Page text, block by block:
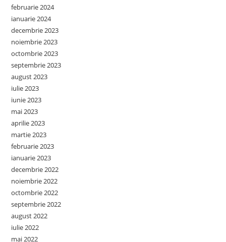
februarie 2024
ianuarie 2024
decembrie 2023
noiembrie 2023
octombrie 2023
septembrie 2023
august 2023
iulie 2023
iunie 2023
mai 2023
aprilie 2023
martie 2023
februarie 2023
ianuarie 2023
decembrie 2022
noiembrie 2022
octombrie 2022
septembrie 2022
august 2022
iulie 2022
mai 2022